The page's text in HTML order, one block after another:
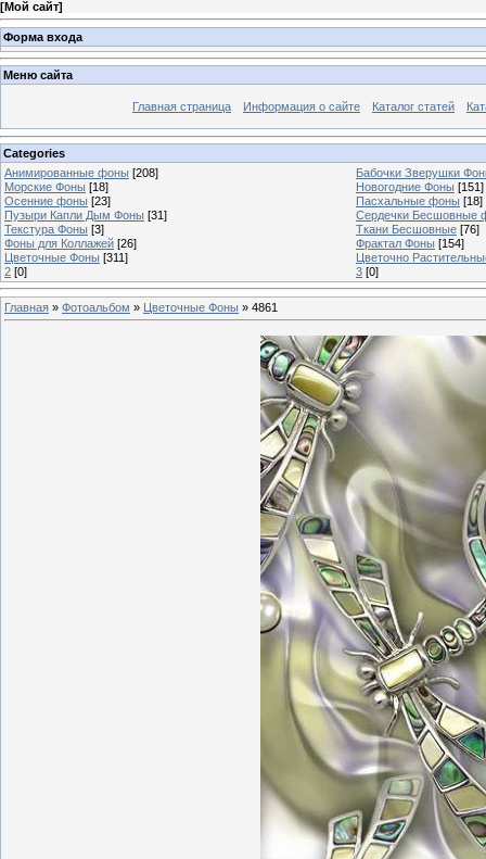
[Мой сайт]
Форма входа
Меню сайта
Главная страница Информация о сайте Каталог статей
Categories
Анимированные фоны [208]
Бабочки Зверушки
Морские Фоны [18] Новогодние Фоны [151]
Осенние фоны [23] Пасхальные фоны [18]
Пузыри Капли Дым Фоны [31]
Сердечки Бесшовные
Текстура Фоны [3] Ткани Бесшовные [76]
Фоны для Коллажей [26] Фрактал Фоны [154]
Цветочные Фоны [311]
Цветочно
2 [0] 3 [0]
Главная » Фотоальбом » Цветочные Фоны » 4861